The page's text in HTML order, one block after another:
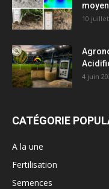
10
4 juin
CATÉGORIE
A la une
Fertilisation
Semences